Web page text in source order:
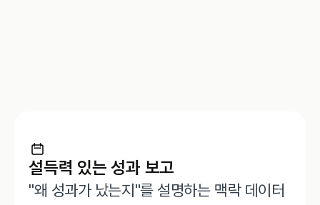
설득력 있는 성과 보고
"왜 성과가 났는지"를 설명하는 맥락 데이터